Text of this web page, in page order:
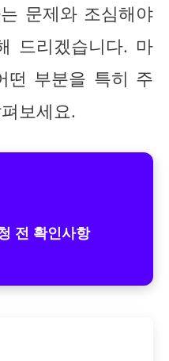
문제와 조심해야
드리겠습니다. 마
떤 부분을 특히 주
보세요.
전 확인사항